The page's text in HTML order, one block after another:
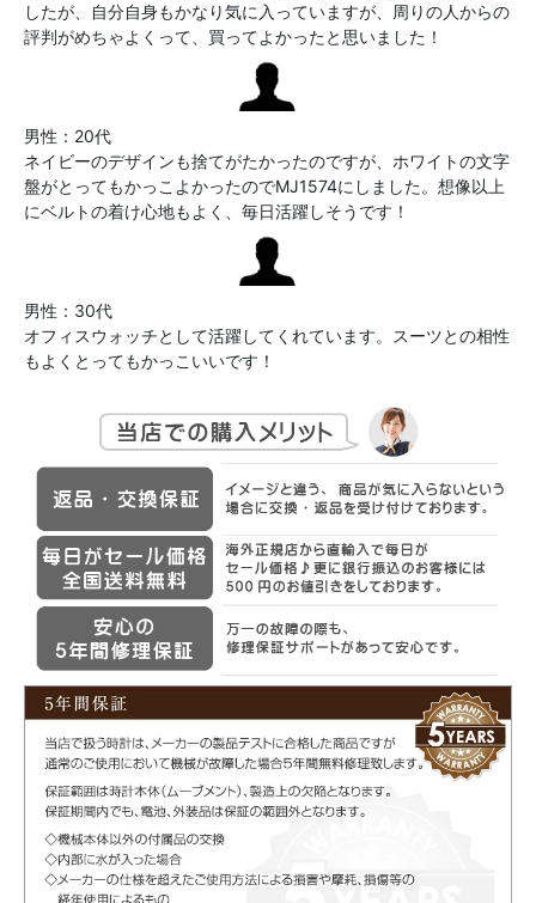
したが、自分自身もかなり気に入っていますが、周りの人からの
評判がめちゃよくって、買ってよかったと思いました！
男性：20代
ネイビーのデザインも捨てがたかったのですが、ホワイトの文字
盤がとってもかっこよかったのでMJ1574にしました。想像以上
にベルトの着け心地もよく、毎日活躍しそうです！
男性：30代
オフィスウォッチとして活躍してくれています。スーツとの相性
もよくとってもかっこいいです！